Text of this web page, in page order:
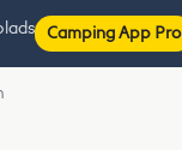
Camping App Pro